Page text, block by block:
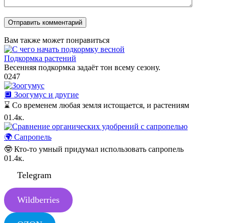
Вам также может понравиться
Подкормка растений
Весенняя подкормка задаёт тон всему сезону.
0247
🔲 Зоогумус и другие
⌛️ Со временем любая земля истощается, и растениям
01.4к.
🌍️ Сапропель
🤓 Кто-то умный придумал использовать сапропель
01.4к.
Telegram
Wildberries